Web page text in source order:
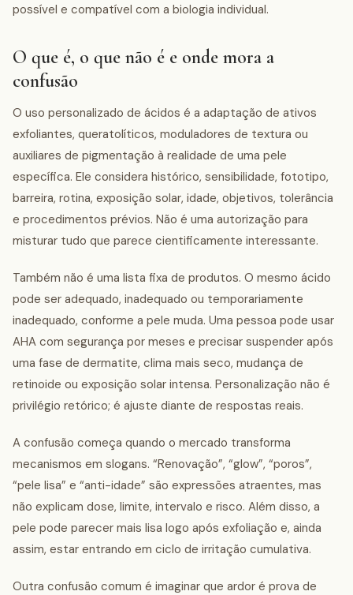
possível e compatível com a biologia individual.
O que é, o que não é e onde mora a
confusão
O uso personalizado de ácidos é a adaptação de ativos
exfoliantes, queratolíticos, moduladores de textura ou
auxiliares de pigmentação à realidade de uma pele
específica. Ele considera histórico, sensibilidade, fototipo,
barreira, rotina, exposição solar, idade, objetivos, tolerância
e procedimentos prévios. Não é uma autorização para
misturar tudo que parece cientificamente interessante.
Também não é uma lista fixa de produtos. O mesmo ácido
pode ser adequado, inadequado ou temporariamente
inadequado, conforme a pele muda. Uma pessoa pode usar
AHA com segurança por meses e precisar suspender após
uma fase de dermatite, clima mais seco, mudança de
retinoide ou exposição solar intensa. Personalização não é
privilégio retórico; é ajuste diante de respostas reais.
A confusão começa quando o mercado transforma
mecanismos em slogans. “Renovação”, “glow”, “poros”,
“pele lisa” e “anti-idade” são expressões atraentes, mas
não explicam dose, limite, intervalo e risco. Além disso, a
pele pode parecer mais lisa logo após exfoliação e, ainda
assim, estar entrando em ciclo de irritação cumulativa.
Outra confusão comum é imaginar que ardor é prova de